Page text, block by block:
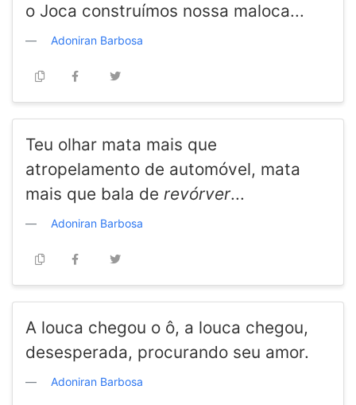
o Joca construímos nossa maloca...
Adoniran Barbosa
Teu olhar mata mais que
atropelamento de automóvel, mata
mais que bala de revórver...
Adoniran Barbosa
A louca chegou o ô, a louca chegou,
desesperada, procurando seu amor.
Adoniran Barbosa